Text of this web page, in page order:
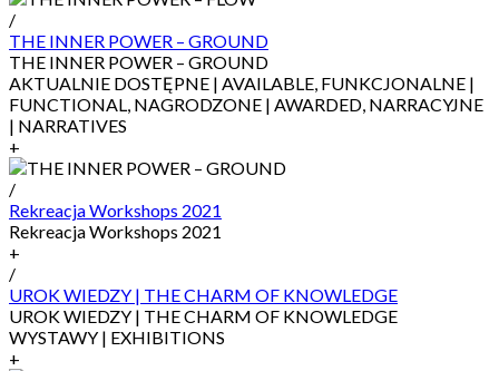
/
THE INNER POWER – GROUND
THE INNER POWER – GROUND
AKTUALNIE DOSTĘPNE | AVAILABLE, FUNKCJONALNE |
FUNCTIONAL, NAGRODZONE | AWARDED, NARRACYJNE
| NARRATIVES
+
/
Rekreacja Workshops 2021
Rekreacja Workshops 2021
+
/
UROK WIEDZY | THE CHARM OF KNOWLEDGE
UROK WIEDZY | THE CHARM OF KNOWLEDGE
WYSTAWY | EXHIBITIONS
+